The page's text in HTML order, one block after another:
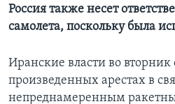
Россия также несет
самолета, поскольку была
Иранские власти во
произведенных арестах в
непреднамеренным